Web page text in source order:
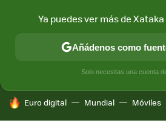
MÓVIL Y SOCIEDAD
HOY SE HABLA DE
Euro digital Mundial Móviles
Ya puedes ver más de
Añádenos como
Solo necesitas una cuenta